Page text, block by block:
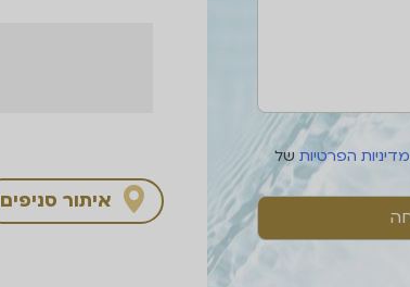
מדיניות הפרטיות של
איתור סניפים